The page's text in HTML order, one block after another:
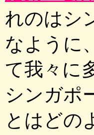
れのはシ
なように
て我々に
シンガポ
とはどの